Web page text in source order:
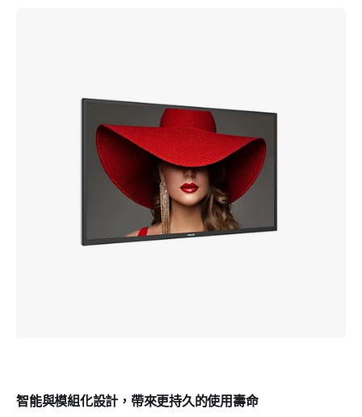
智能與模組化設計，帶來更持久的使用壽命